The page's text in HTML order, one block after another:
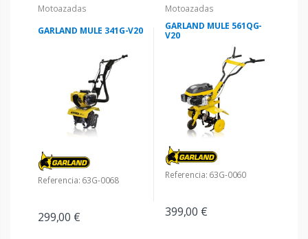
Motoazadas
GARLAND MULE 341G-V20
Referencia: 63G-0068
299,00 €
Motoazadas
GARLAND MULE 561QG-
V20
Referencia: 63G-0060
399,00 €